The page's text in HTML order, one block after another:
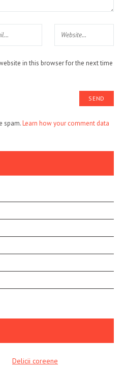
in this browser for the next time
spam.Learn how your comment data
Delicii coreene